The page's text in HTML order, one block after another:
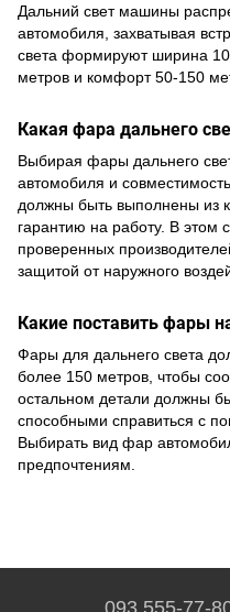
Дальний свет машины
автомобиля, захватывая
света формируют ширина
метров и комфорт 50-150
Какая фара дальнего
Выбирая фары дальнего
автомобиля и
должны быть выполнены из
гарантию на работу. В этом
проверенных
защитой от наружного
Какие поставить фары
Фары для дальнего света
более 150 метров, чтобы
остальном детали должны
способными справиться с
Выбирать вид фар
предпочтениям.
093 555-77-